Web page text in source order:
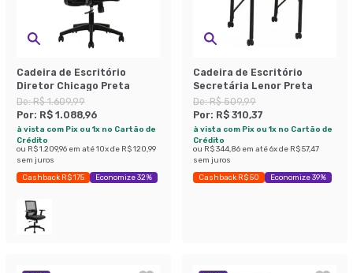
Cadeira de Escritório
Diretor Chicago Preta
De:R$ 1.609,99
Por: R$ 1.088,96
à vista com Pix ou 1x no Cartão de
Crédito
ou R$ 1.209,96 em até10x de R$ 120,99
sem juros
Cashback R$ 175 Economize 32%
Cadeira de Escritório
Secretária Lenor Preta
De:R$ 509,99
Por: R$ 310,37
à vista com Pix ou 1x no Cartão de
Crédito
ou R$ 344,86 em até6x de R$ 57,47
sem juros
Cashback R$ 50 Economize 39%